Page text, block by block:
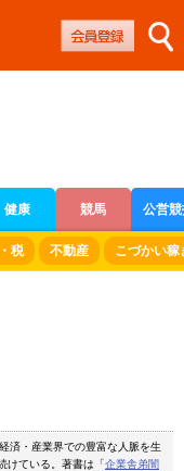
健康 競馬 公営
税 不動産 こづかい稼
済・産業界での豊富な人脈を生
けている。著書は「企業舎弟闇